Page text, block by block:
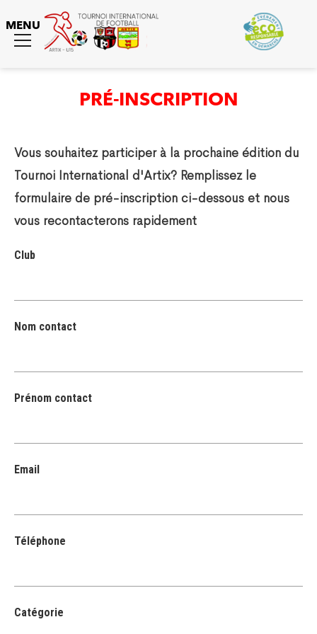
MENU
Toggle
PRÉ-INSCRIPTION
Vous souhaitez participer à la prochaine édition du
Tournoi International d'Artix? Remplissez le
formulaire de pré-inscription ci-dessous et nous
vous recontacterons rapidement
Club
Nom contact
Prénom contact
Email
Téléphone
Catégorie